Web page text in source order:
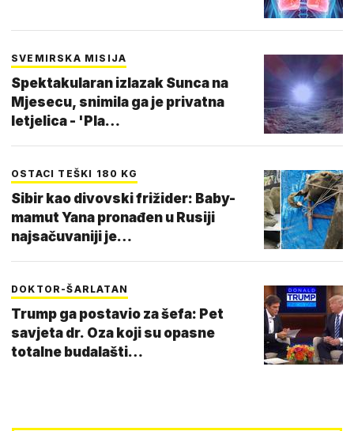
SVEMIRSKA MISIJA
Spektakularan izlazak Sunca na
Mjesecu, snimila ga je privatna
letjelica - 'Pla…
OSTACI TEŠKI 180 KG
Sibir kao divovski frižider: Baby-
mamut Yana pronađen u Rusiji
najsačuvaniji je…
DOKTOR-ŠARLATAN
Trump ga postavio za šefa: Pet
savjeta dr. Oza koji su opasne
totalne budalašti…